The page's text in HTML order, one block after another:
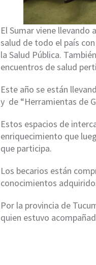
El Sumar viene llevando
salud de todo el país
la Salud Pública.
encuentros de salud
Este año se están
y de “Herramientas de
Estos espacios de
enriquecimiento que
que participa.
Los becarios están
conocimientos
Por la provincia de
quien estuvo